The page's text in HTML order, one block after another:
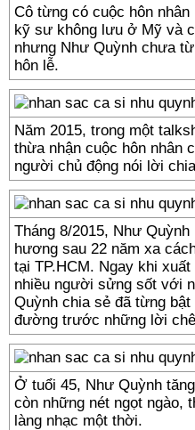
Cô từng có cuộc hôn
kỹ sư không lưu ở Mỹ và
nhưng Như Quỳnh chưa
hôn lễ.
Năm 2015, trong một
thừa nhận cuộc hôn nhân
người chủ động nói lời
Tháng 8/2015, Như
hương sau 22 năm xa
tại TP.HCM. Ngay khi
nhiều người sửng sốt với
Quỳnh chia sẻ đã từng
đường trước những lời
Ở tuổi 45, Như Quỳnh
còn những nét ngọt ngào,
làng nhạc một thời.